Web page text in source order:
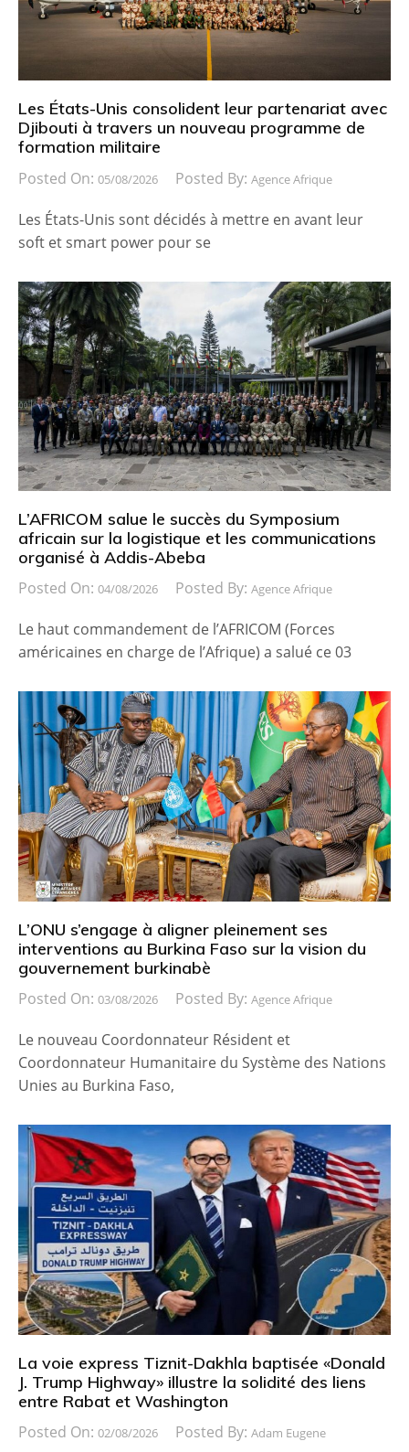
Les États-Unis consolident leur partenariat avec
Djibouti à travers un nouveau programme de
formation militaire
Posted On: 05/08/2026 Posted By: Agence Afrique
Les États-Unis sont décidés à mettre en avant leur
soft et smart power pour se
L’AFRICOM salue le succès du Symposium
africain sur la logistique et les communications
organisé à Addis-Abeba
Posted On: 04/08/2026 Posted By: Agence Afrique
Le haut commandement de l’AFRICOM (Forces
américaines en charge de l’Afrique) a salué ce 03
L’ONU s’engage à aligner pleinement ses
interventions au Burkina Faso sur la vision du
gouvernement burkinabè
Posted On: 03/08/2026 Posted By: Agence Afrique
Le nouveau Coordonnateur Résident et
Coordonnateur Humanitaire du Système des Nations
Unies au Burkina Faso,
La voie express Tiznit-Dakhla baptisée «Donald
J. Trump Highway» illustre la solidité des liens
entre Rabat et Washington
Posted On: 02/08/2026 Posted By: Adam Eugene